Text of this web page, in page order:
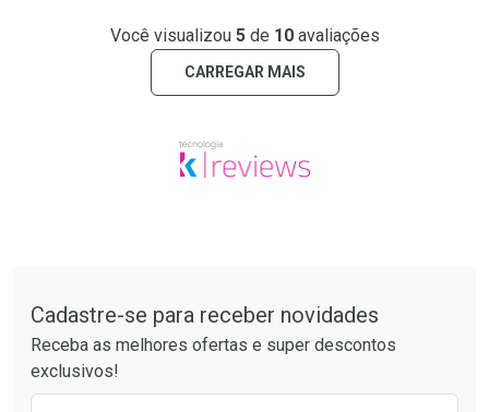
Você visualizou 5de 10avaliações
CARREGAR MAIS
Cadastre-se para receber novidades
Receba as melhores ofertas e super descontos
exclusivos!